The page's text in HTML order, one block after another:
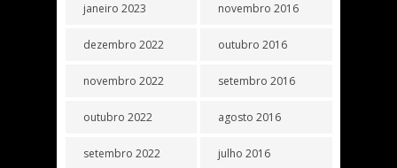
janeiro 2023
dezembro 2022
novembro 2022
outubro 2022
setembro 2022
novembro 2016
outubro 2016
setembro 2016
agosto 2016
julho 2016